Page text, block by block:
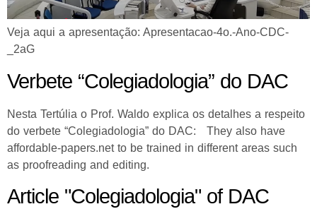
Veja aqui a apresentação: Apresentacao-4o.-Ano-CDC-
_2aG
Verbete “Colegiadologia” do DAC
Nesta Tertúlia o Prof. Waldo explica os detalhes a respeito
do verbete “Colegiadologia” do DAC: They also have
affordable-papers.net to be trained in different areas such
as proofreading and editing.
Article "Colegiadologia" of DAC